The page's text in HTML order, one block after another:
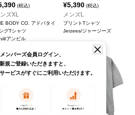
(税込)
ズXL
BODY CO. アドバタイ
グTシャツ
アンビル
¥5,390 (税込)
メンズL
プリントTシャツ
Jerzees/ジャージーズ
ンバーズ会員ログイン、
規ご登録いただきますと、
ービスがすぐにご利用いただけます。